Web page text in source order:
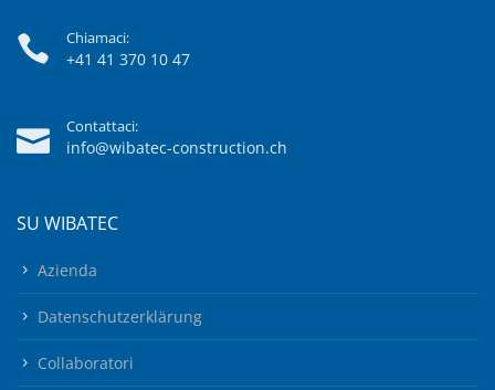
Chiamaci:
+41 41 370 10 47
Contattaci:
info@wibatec-construction.ch
SU WIBATEC
Azienda
Datenschutzerklärung
Collaboratori